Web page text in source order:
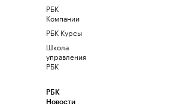
РБК
Компании
РБК Курсы
Школа
управления
РБК
РБК
Новости